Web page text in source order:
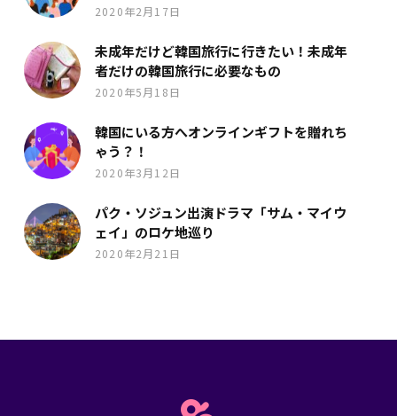
2020年2月17日
未成年だけど韓国旅行に行きたい！未成年
者だけの韓国旅行に必要なもの
2020年5月18日
韓国にいる方へオンラインギフトを贈れち
ゃう？！
2020年3月12日
パク・ソジュン出演ドラマ「サム・マイウ
ェイ」のロケ地巡り
2020年2月21日